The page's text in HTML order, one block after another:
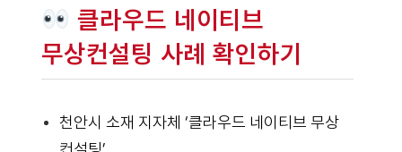
클라우드 네이티브
무상컨설팅 사례 확인하기
천안시 소재 지자체 ‘클라우드 네이티브 무상